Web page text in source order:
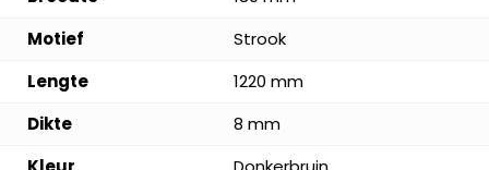
Motief
Strook
Lengte
1220 mm
Dikte
8 mm